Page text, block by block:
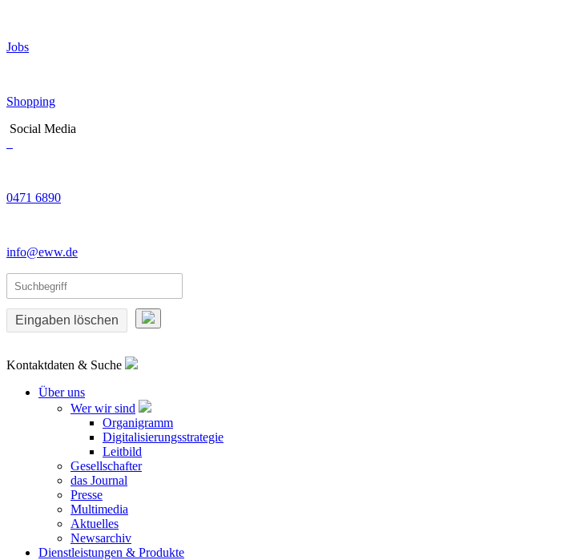
Jobs
Shopping
Social Media
0471 6890
info@eww.de
Eingaben löschen
Kontaktdaten & Suche
Über uns
Wer wir sind
Organigramm
Digitalisierungsstrategie
Leitbild
Gesellschafter
das Journal
Presse
Multimedia
Aktuelles
Newsarchiv
Dienstleistungen & Produkte